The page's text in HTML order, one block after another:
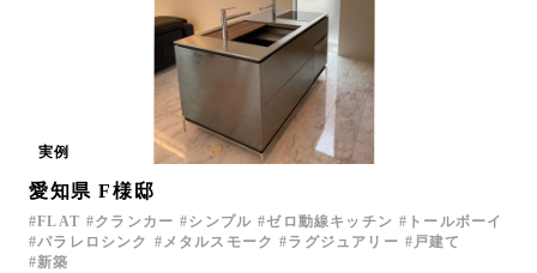
実例
愛知県 F様邸
FLAT クランカー シンプル ゼロ動線キッチン
トールボーイ
パラレロシンク
メタルスモーク ラグジュアリー
戸建て
新築